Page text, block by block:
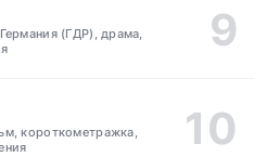
(ГДР), драма,
короткометражка,